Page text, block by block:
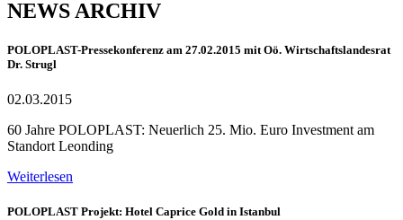
NEWS ARCHIV
POLOPLAST-Pressekonferenz am 27.02.2015 mit Oö. Wirtschaftslandesrat
Dr. Strugl
02.03.2015
60 Jahre POLOPLAST: Neuerlich 25. Mio. Euro Investment am
Standort Leonding
Weiterlesen
POLOPLAST Projekt: Hotel Caprice Gold in Istanbul